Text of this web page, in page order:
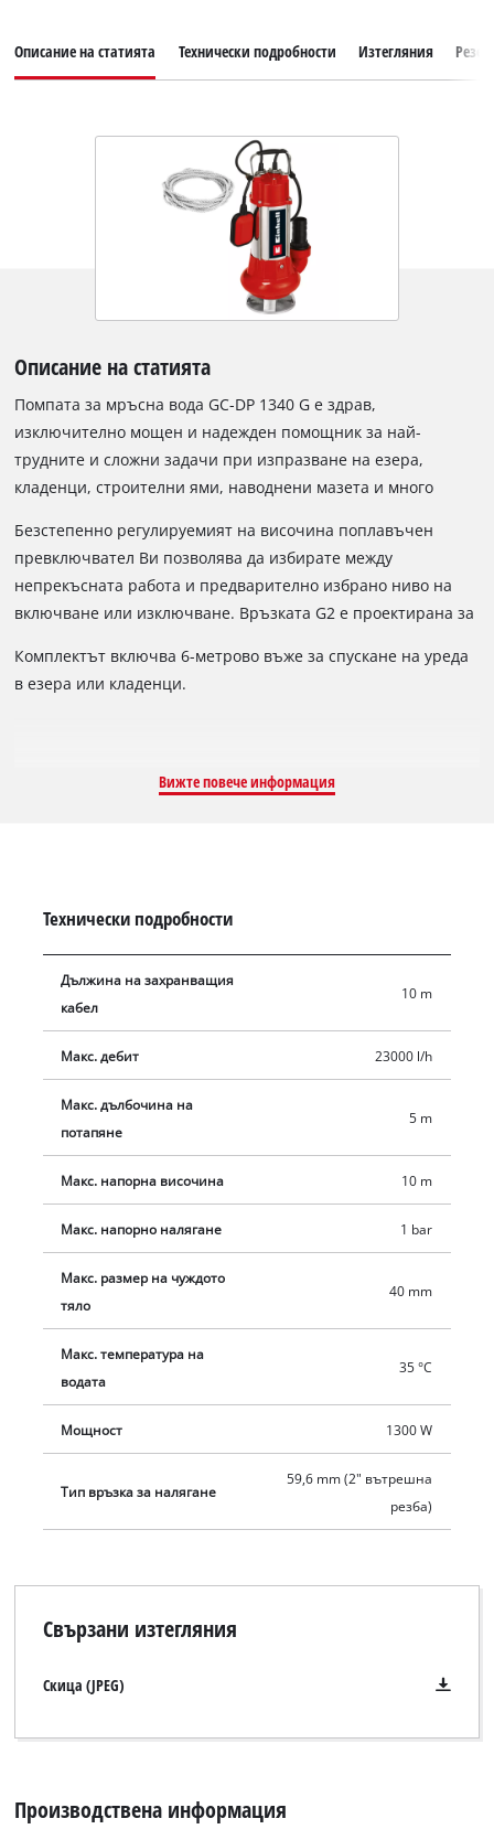
Описание на статията Технически подробности Изтегляния
Описание на статията
Помпата за мръсна вода GC-DP 1340 G е здрав,
изключително мощен и надежден помощник за най-
трудните и сложни задачи при изпразване на езера,
кладенци, строителни ями, наводнени мазета и много
подаване до 23 000 литра мръсна вода на час.
Висококачественото двойно механично уплътнение
осигурява дълъг експлоатационен живот и до голяма
степен елиминира необходимостта от поддръжка. Горната
част на корпуса, основата на помпата и роторът на GC -DP
1340 G са изработени от здрава лята стомана, докато
Безстепенно регулируемият на височина поплавъчен
превключвател Ви позволява да избирате между
непрекъсната работа и предварително избрано ниво на
включване или изключване. Връзката G2 е проектирана за
транспортиране помпата за мръсна вода е оборудвана с
практична дръжка за носене.
Комплектът включва 6-метрово въже за спускане на уреда
в езера или кладенци.
Вижте повече информация
Технически подробности
Дължина на захранващия
кабел
10 m
Макс. дебит 23000 l/h
Макс. дълбочина на
потапяне
5 m
Макс. напорна височина 10 m
Макс. напорно налягане 1 bar
Макс. размер на чуждото
тяло
40 mm
Макс. температура на
водата
35 °C
Мощност 1300 W
Тип връзка за налягане
59,6 mm (2" вътрешна
резба)
Свързани изтегляния
Скица (JPEG)
Производствена информация